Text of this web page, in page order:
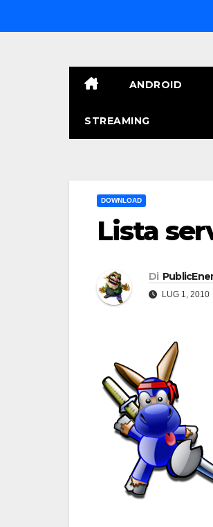
al
ANDROID
STREAMING
DOWNLOAD
Lista
Di
LUG 1, 2010